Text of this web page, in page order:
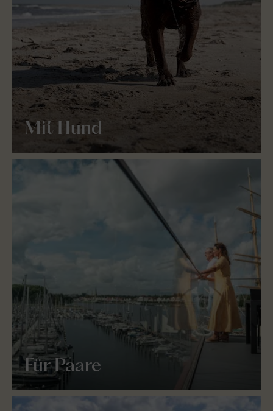
Mit Hund
Für Paare